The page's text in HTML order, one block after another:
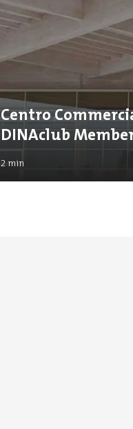
Centro
DINAclub
2 min